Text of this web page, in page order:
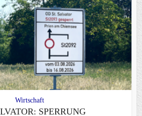
Wirtschaft
SPERRUNG